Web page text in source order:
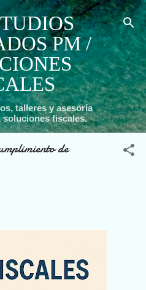
principal
PM /
talleres y asesoría
soluciones fiscales.
de